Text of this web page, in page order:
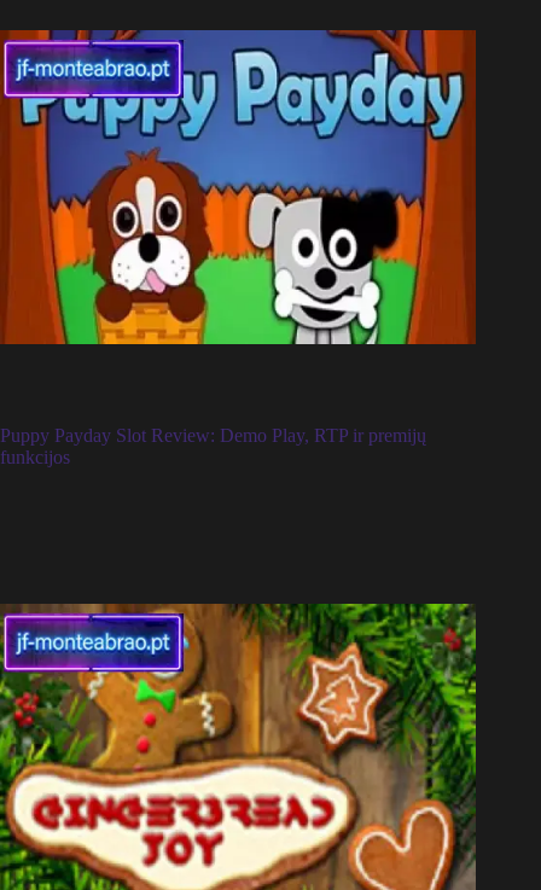
Puppy Payday Slot Review: Demo Play, RTP ir premijų
funkcijos